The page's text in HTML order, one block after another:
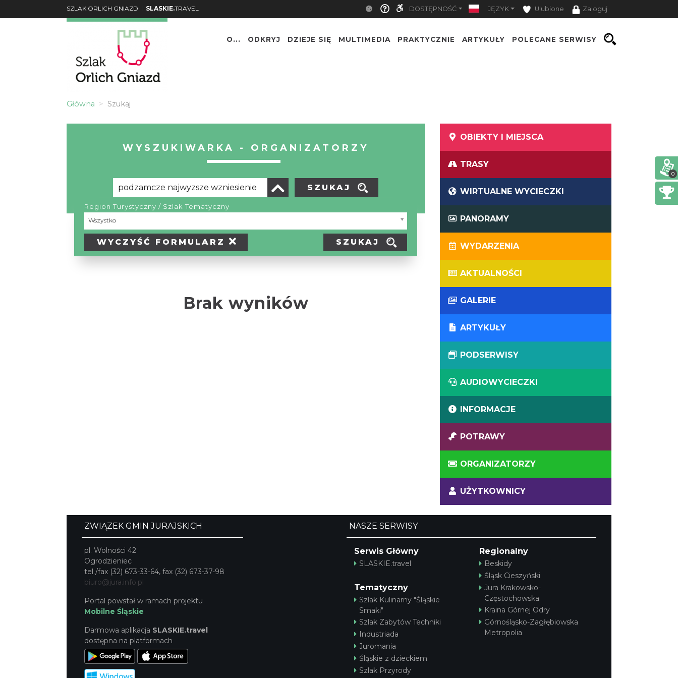
SZLAK ORLICH GNIAZD | SLASKIE.TRAVEL DOSTĘPNOŚĆ JĘZYK Ulubione Zaloguj
O... ODKRYJ DZIEJE SIĘ MULTIMEDIA PRAKTYCZNIE ARTYKUŁY POLECANE SERWISY
Główna Szukaj
WYSZUKIWARKA - ORGANIZATORZY
Region Turystyczny / Szlak Tematyczny
Wszystko
Region
Turystyczny
/
Szlak
Tematyczny
WYCZYŚĆ FORMULARZ SZUKAJ
SZUKAJ
Brak wyników
OBIEKTY I MIEJSCA
TRASY
WIRTUALNE WYCIECZKI
PANORAMY
WYDARZENIA
AKTUALNOŚCI
GALERIE
ARTYKUŁY
PODSERWISY
AUDIOWYCIECZKI
INFORMACJE
POTRAWY
ORGANIZATORZY
UŻYTKOWNICY
ZWIĄZEK GMIN JURAJSKICH
pl. Wolności 42
Ogrodzieniec
tel./fax (32) 673-33-64, fax (32) 673-37-98
biuro@jura.info.pl
Portal powstał w ramach projektu
Mobilne Śląskie
Darmowa aplikacja SLASKIE.travel
dostępna na platformach
NASZE SERWISY
Serwis Główny
SLASKIE.travel
Tematyczny
Szlak Kulinarny "Śląskie
Smaki"
Szlak Zabytów Techniki
Industriada
Juromania
Śląskie z dzieckiem
Szlak Przyrody
Regionalny
Beskidy
Śląsk Cieszyński
Jura Krakowsko-
Częstochowska
Kraina Górnej Odry
Górnośląsko-Zagłębiowska
Metropolia
0